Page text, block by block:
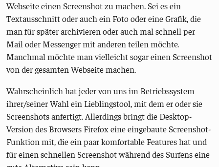
Webseite einen Screenshot zu machen. Sei es ein
Textausschnitt oder auch ein Foto oder eine Grafik, die
man für später archivieren oder auch mal schnell per
Mail oder Messenger mit anderen teilen möchte.
Manchmal möchte man vielleicht sogar einen Screenshot
von der gesamten Webseite machen.
Wahrscheinlich hat jeder von uns im Betriebssystem
ihrer/seiner Wahl ein Lieblingstool, mit dem er oder sie
Screenshots anfertigt. Allerdings bringt die Desktop-
Version des Browsers Firefox eine eingebaute Screenshot-
Funktion mit, die ein paar komfortable Features hat und
für einen schnellen Screenshot während des Surfens eine